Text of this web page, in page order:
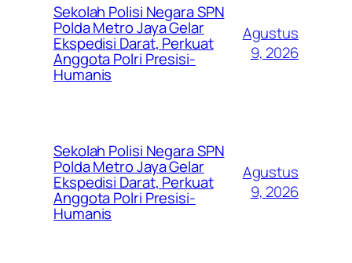
Sekolah Polisi Negara SPN
Polda Metro Jaya Gelar
Ekspedisi Darat, Perkuat
Anggota Polri Presisi-
Humanis
Agustus
9, 2026
Sekolah Polisi Negara SPN
Polda Metro Jaya Gelar
Ekspedisi Darat, Perkuat
Anggota Polri Presisi-
Humanis
Agustus
9, 2026